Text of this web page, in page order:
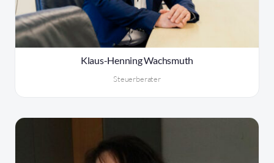
Klaus-Henning Wachsmuth
Steuerberater